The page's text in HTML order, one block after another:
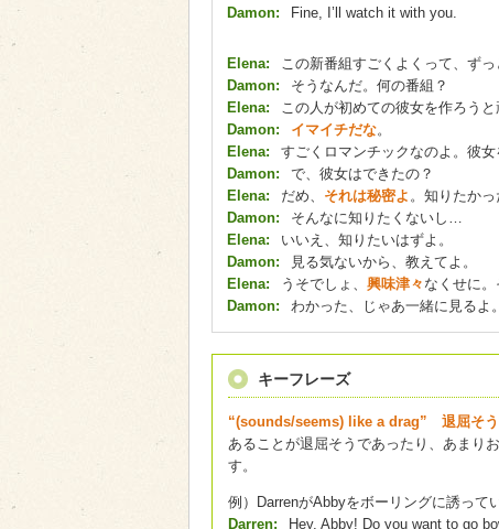
Damon:
Fine, I’ll watch it with you.
Elena:
この新番組すごくよくって、ずっ
Damon:
そうなんだ。何の番組？
Elena:
この人が初めての彼女を作ろうと
Damon:
イマイチだな。
Elena:
すごくロマンチックなのよ。彼
Damon:
で、彼女はできたの？
Elena:
だめ、 それは秘密よ 。知りたかっ
Damon:
そんなに知りたくないし…
Elena:
いいえ、知りたいはずよ。
Damon:
見る気ないから、教えてよ。
Elena:
うそでしょ、 興味津々 なくせに。
Damon:
わかった、じゃあ一緒に見るよ。
キーフレーズ
“(sounds/seems) like a drag” 退屈そう
あることが退屈そうであったり、あまり
す。
例）DarrenがAbbyをボーリングに誘って
Darren:
Hey, Abby! Do you want to go